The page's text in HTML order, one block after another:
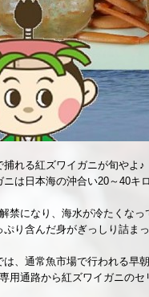
捕れる紅ズワイガニが旬やよ♪
ニは日本海の沖合い20～40キ
禁になり、海水が冷たくなっ
ぷり含んだ身がぎっしり詰ま
は、通常魚市場で行われる早
用通路から紅ズワイガニの